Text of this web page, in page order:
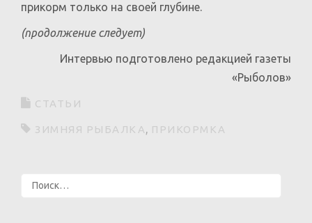
прикорм только на своей глубине.
(продолжение следует)
Интервью подготовлено редакцией газеты
«Рыболов»
СТАТЬИ
ЗИМНЯЯ РЫБАЛКА ПРИКОРМКА
Найти: